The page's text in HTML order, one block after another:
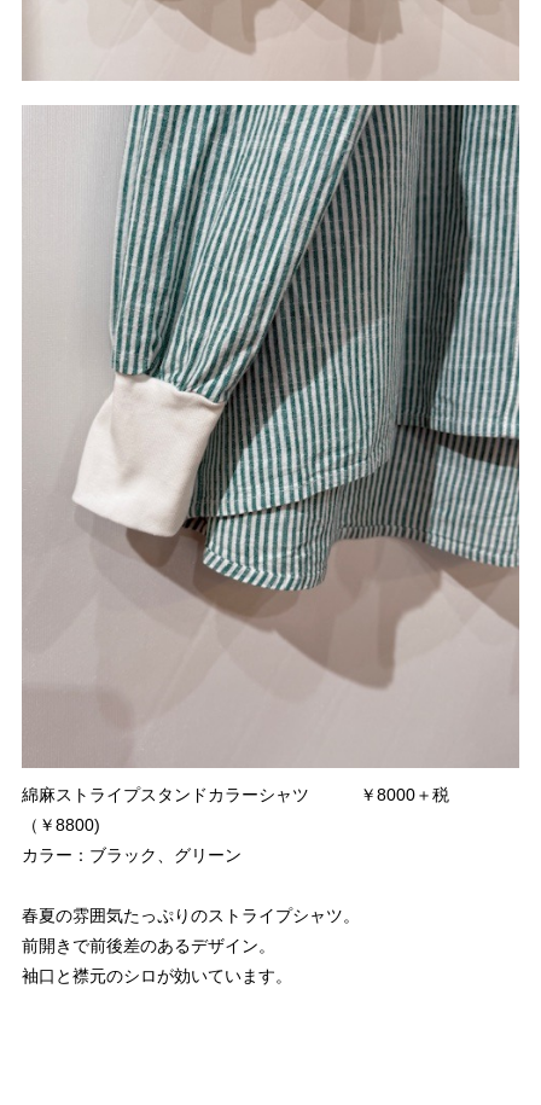
綿麻ストライプスタンドカラーシャツ ￥8000＋税
（￥8800)
カラー：ブラック、グリーン
春夏の雰囲気たっぷりのストライプシャツ。
前開きで前後差のあるデザイン。
袖口と襟元のシロが効いています。